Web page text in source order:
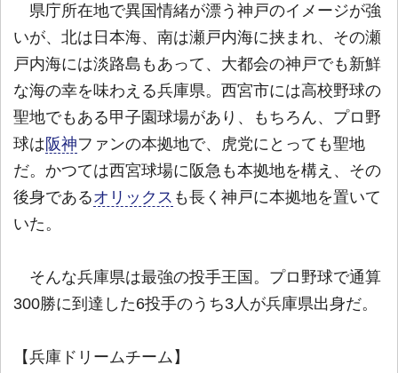
県庁所在地で異国情緒が漂う神戸のイメージが強
いが、北は日本海、南は瀬戸内海に挟まれ、その瀬
戸内海には淡路島もあって、大都会の神戸でも新鮮
な海の幸を味わえる兵庫県。西宮市には高校野球の
聖地でもある甲子園球場があり、もちろん、プロ野
球は阪神ファンの本拠地で、虎党にとっても聖地
だ。かつては西宮球場に阪急も本拠地を構え、その
後身であるオリックス も長く神戸に本拠地を置いて
いた。
そんな兵庫県は最強の投手王国。プロ野球で通算
300勝に到達した6投手のうち3人が兵庫県出身だ。
【兵庫ドリームチーム】